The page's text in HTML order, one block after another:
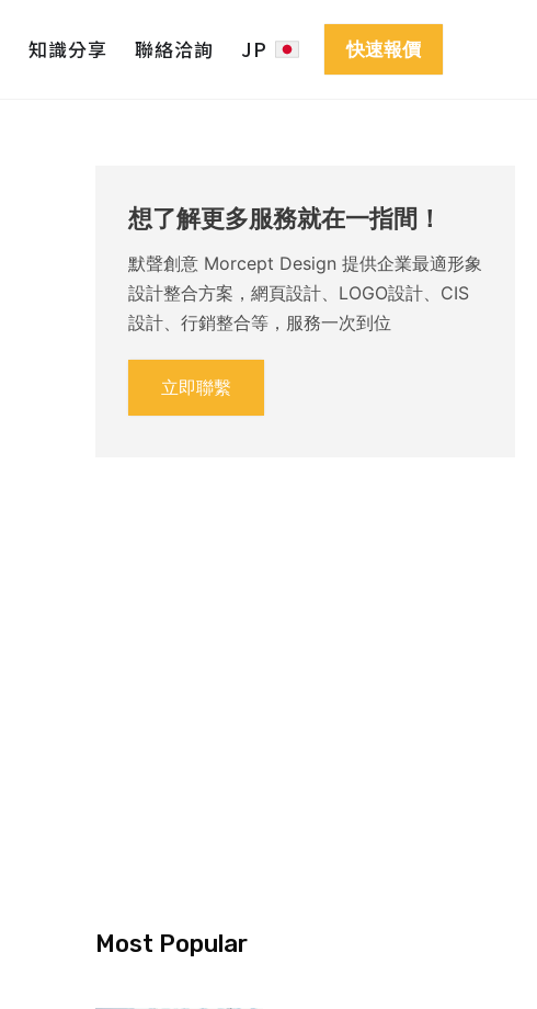
知識分享 聯絡洽詢 JP 快速報價
想了解更多服務就在一指間！
默聲創意 Morcept Design 提供企業最適形象
設計整合方案，網頁設計、LOGO設計、CIS
設計、行銷整合等，服務一次到位
立即聯繫
Most Popular